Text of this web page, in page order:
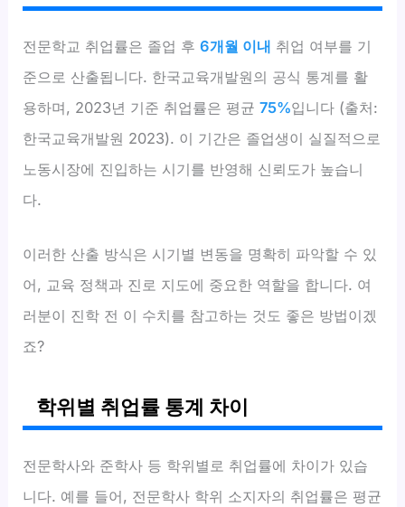
전문학교 취업률은 졸업 후6개월 이내 취업 여부를 기
준으로 산출됩니다. 한국교육개발원의 공식 통계를 활
용하며, 2023년 기준 취업률은 평균75%입니다 (출처:
한국교육개발원 2023). 이 기간은 졸업생이 실질적으로
노동시장에 진입하는 시기를 반영해 신뢰도가 높습니
다.
이러한 산출 방식은 시기별 변동을 명확히 파악할 수 있
어, 교육 정책과 진로 지도에 중요한 역할을 합니다. 여
러분이 진학 전 이 수치를 참고하는 것도 좋은 방법이겠
죠?
학위별 취업률 통계 차이
전문학사와 준학사 등 학위별로 취업률에 차이가 있습
니다. 예를 들어, 전문학사 학위 소지자의 취업률은 평균